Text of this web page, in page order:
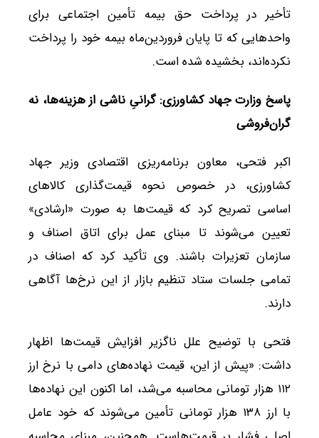
تأخیر در پرداخت حق بیمه تأمین اجتماعی برای
واحدهایی که تا پایان فروردین‌ماه بیمه خود را پرداخت
نکرده‌اند، بخشیده شده است.
پاسخ وزارت جهاد کشاورزی: گرانیِ ناشی از هزینه‌ها، نه
گران‌فروشی
اکبر فتحی، معاون برنامه‌ریزی اقتصادی وزیر جهاد
کشاورزی، در خصوص نحوه قیمت‌گذاری کالاهای
اساسی تصریح کرد که قیمت‌ها به صورت «ارشادی»
تعیین می‌شوند تا مبنای عمل برای اتاق اصناف و
سازمان تعزیرات باشند. وی تأکید کرد که اصناف در
تمامی جلسات ستاد تنظیم بازار از این نرخ‌ها آگاهی
دارند.
فتحی با توضیح علل ناگزیر افزایش قیمت‌ها اظهار
داشت: «پیش از این، قیمت نهاده‌های دامی با نرخ ارز
۱۱۲ هزار تومانی محاسبه می‌شد، اما اکنون این نهاده‌ها
با ارز ۱۳۸ هزار تومانی تأمین می‌شوند که خود عامل